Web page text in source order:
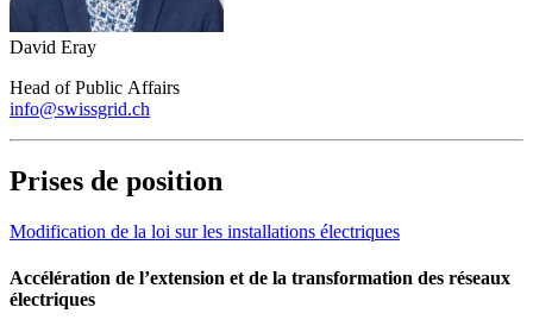
David Eray
Head of Public Affairs
info@swissgrid.ch
Prises de position
Modification de la loi sur les installations électriques
Accélération de l’extension et de la transformation des réseaux
électriques